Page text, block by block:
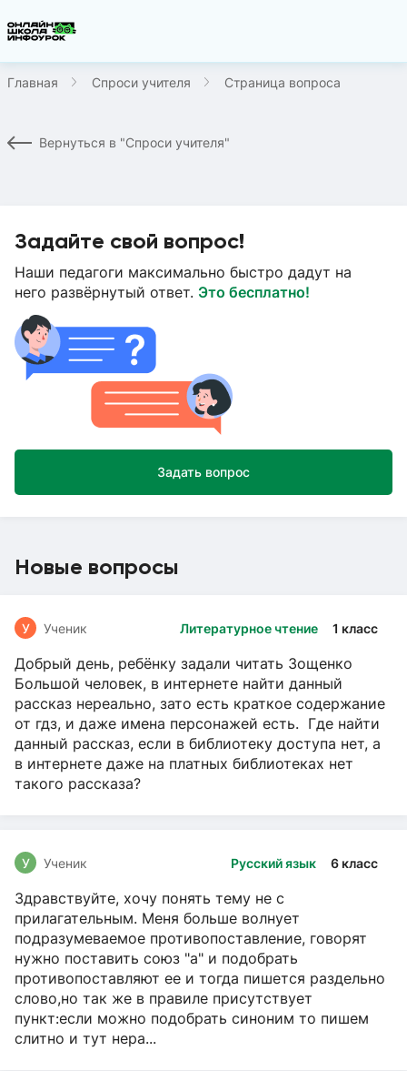
Главная Спроси учителя Страница вопроса
Вернуться в "Спроси учителя"
Задайте свой вопрос!
Наши педагоги максимально быстро дадут на
него развёрнутый ответ. Это бесплатно!
Задать вопрос
Новые вопросы
Литературное чтение 1 класс
У Ученик
Добрый день, ребёнку задали читать Зощенко
Большой человек, в интернете найти данный
рассказ нереально, зато есть краткое содержание
от гдз, и даже имена персонажей есть. Где найти
данный рассказ, если в библиотеку доступа нет, а
в интернете даже на платных библиотеках нет
такого рассказа?
Русский язык 6 класс
У Ученик
Здравствуйте, хочу понять тему не с
прилагательным. Меня больше волнует
подразумеваемое противопоставление, говорят
нужно поставить союз "а" и подобрать
противопоставляют ее и тогда пишется раздельно
слово,но так же в правиле присутствует
пункт:если можно подобрать синоним то пишем
слитно и тут нера...